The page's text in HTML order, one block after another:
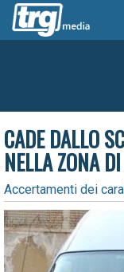
CADE DALLO
NELLA ZONA
Accertamenti dei